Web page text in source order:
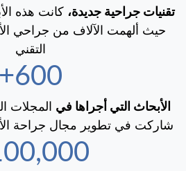
تقنيات جراحية جديدة، كانت هذه
حيث ألهمت الآلاف من جراحي
التقني
600+
الأبحاث التي أجراها في المجلات
شاركت في تطوير مجال جراحة